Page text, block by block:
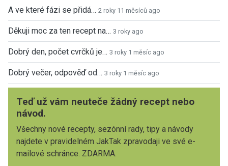
A ve které fázi se přidá… 2 roky 11 měsíců ago
Děkuji moc za ten recept na… 3 roky ago
Dobrý den, počet cvrčků je… 3 roky 1 měsíc ago
Dobrý večer, odpověď od… 3 roky 1 měsíc ago
Teď už vám neuteče žádný recept nebo
návod.
Všechny nové recepty, sezónní rady, tipy a návody
najdete v pravidelném JakTak zpravodaji ve své e-
mailové schránce. ZDARMA.